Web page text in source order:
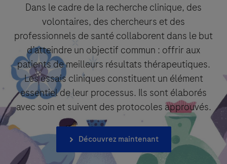
Dans le cadre de la recherche clinique, des
volontaires, des chercheurs et des
professionnels de santé collaborent dans le but
d’atteindre un objectif commun : offrir aux
patients de meilleurs résultats thérapeutiques.
Les essais cliniques constituent un élément
essentiel de leur processus. Ils sont élaborés
avec soin et suivent des protocoles approuvés.
Découvrez maintenant